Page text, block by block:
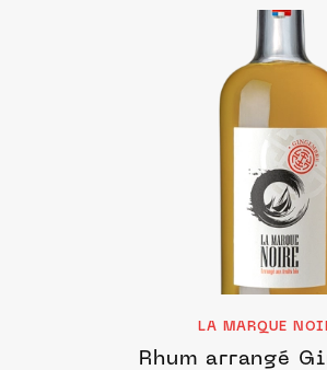
LA MARQUE
Rhum arrangé